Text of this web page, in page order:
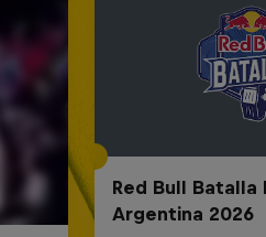
Red Bull Batalla
Argentina 2026